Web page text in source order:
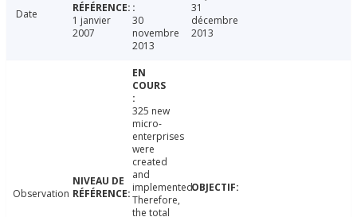
Date
1 janvier
2007
30
novembre
2013
31
décembre
2013
Observation
325 new
micro-
enterprises
were
created
and
implemented.
Therefore,
the total